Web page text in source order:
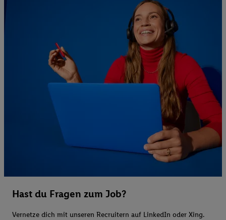
Hast du Fragen zum Job?
Vernetze dich mit unseren Recruitern auf LinkedIn oder Xing.